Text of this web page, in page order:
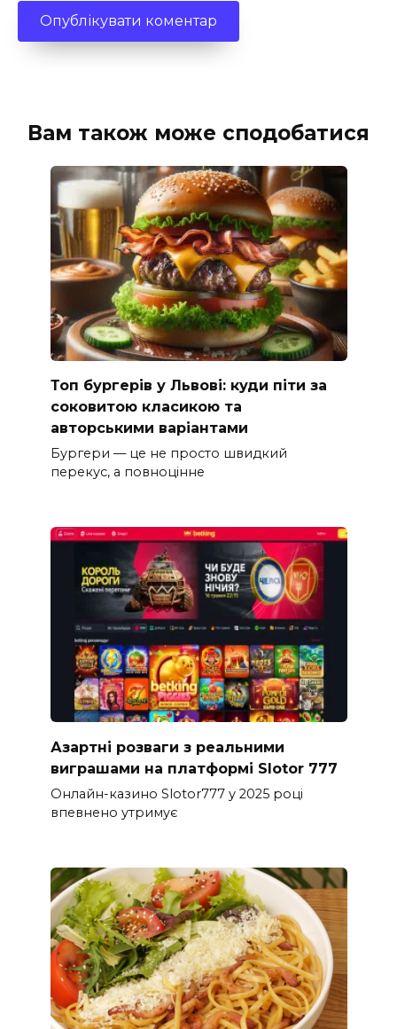
Вам також може сподобатися
Топ бургерів у Львові: куди піти за
соковитою класикою та
авторськими варіантами
Бургери — це не просто швидкий
перекус, а повноцінне
Азартні розваги з реальними
виграшами на платформі Slotor 777
Онлайн-казино Slotor777 у 2025 році
впевнено утримує